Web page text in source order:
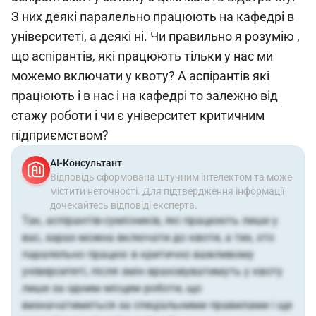
З них деякі паралельно працюють на кафедрі в
університеті, а деякі ні. Чи правильно я розумію ,
що аспірантів, які працюють тільки у нас ми
можемо включати у квоту? А аспірантів які
працюють і в нас і на кафедрі то залежно від
стажу роботи і чи є університет критичним
підприємством?
АІ-Консультант
Відповідь сформована штучним інтелектом та може
містити неточності. Для підтвердження інформації
дочекайтесь відповіді експерта.
Так, аспірантів-сумісників, які працюють лише у
вас, зараз можна включати до квоти, а тих, хто
паралельно працює в критично важливому
університеті, після змін враховуватимуть у квоту
лише за одним місцем роботи, що
визначатиметься за спеціальними правилами і ще